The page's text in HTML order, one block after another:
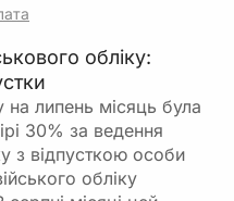
обліку:
на липень місяць була
30% за ведення
з відпусткою особи
обліку